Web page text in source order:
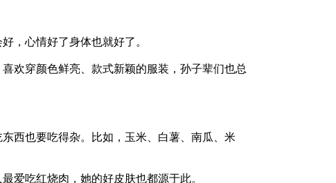
心情好了身体也就好了。
穿颜色鲜亮、款式新颖的服装，孙子辈们也总
也要吃得杂。比如，玉米、白薯、南瓜、米
吃红烧肉，她的好皮肤也都源于此。